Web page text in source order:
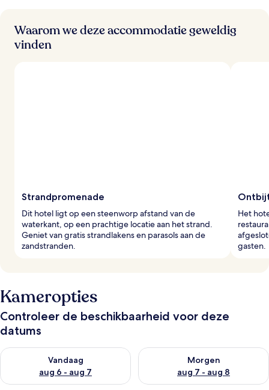
Waarom we deze accommodatie geweldig
vinden
Strandpromenade
Dit hotel ligt op een steenworp afstand van de
waterkant, op een prachtige locatie aan het strand.
Geniet van gratis strandlakens en parasols aan de
zandstranden.
Het
gasten.
Kameropties
Controleer de beschikbaarheid voor deze
datums
Vandaag
aug 6 - aug 7
De beschikbaarheid controleren voor vanavond aug 6 - aug 7
Morgen
aug 7 - aug 8
De beschikbaarheid